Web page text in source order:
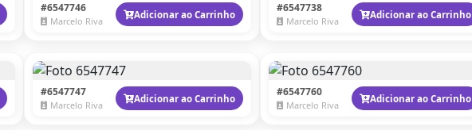
#6547746
Marcelo Riva
Adicionar ao Carrinho #6547738
Marcelo Riva
Adicionar ao Carrinho
#6547747
Marcelo Riva
Adicionar ao Carrinho #6547760
Marcelo Riva
Adicionar ao Carrinho